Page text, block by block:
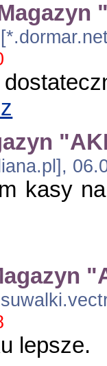
kasy
lepsze.